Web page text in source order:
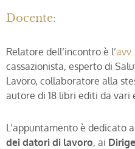
Docente:
Relatore dell’incontro è l’
cassazionista, esperto di
Lavoro, collaboratore alla
autore di 18 libri editi da vari
L’appuntamento è dedicato
dei datori di lavoro, ai